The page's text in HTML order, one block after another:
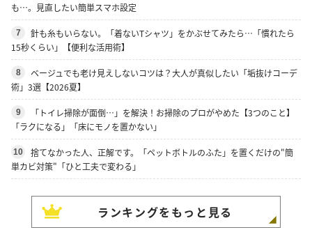
も…。見直したい簡単スマホ設定
7
針も糸もいらない。「着ないTシャツ」をかぶせてみたら…「慣れたら
15秒くらい」【便利な活用術】
8
ベージュでも老け見えしないコツは？大人が真似したい「垢抜けコーデ
術」3選【2026夏】
9
「トイレ掃除が面倒…」を解決！お掃除のプロがやめた【3つのこと】
「ラクになる」「床にモノを置かない」
10
捨てなかった人、正解です。「ペットボトルのふた」を置くだけの"簡
単カビ対策"「ひと工夫で変わる」
ランキングをもっと見る